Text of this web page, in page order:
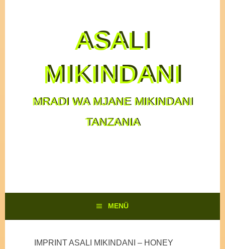
ASALI
MIKINDANI
MRADI WA MJANE MIKINDANI
TANZANIA
MENÜ
IMPRINT ASALI MIKINDANI – HONEY